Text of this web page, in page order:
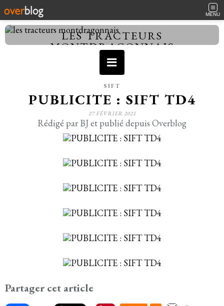
MENU
LES TRACTEURS
MONTDRAGONNAIS
SIFT
PUBLICITE : SIFT TD4
27 FÉVRIER 2021
Rédigé par BJ et publié depuis Overblog
Partager cet article